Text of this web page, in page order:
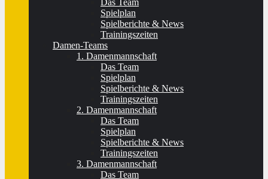
Das Team
Spielplan
Spielberichte & News
Trainingszeiten
Damen-Teams
1. Damenmannschaft
Das Team
Spielplan
Spielberichte & News
Trainingszeiten
2. Damenmannschaft
Das Team
Spielplan
Spielberichte & News
Trainingszeiten
3. Damenmannschaft
Das Team